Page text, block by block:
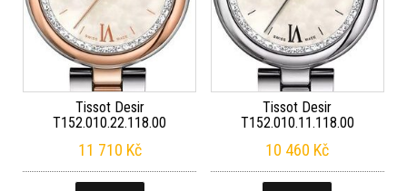
Tissot Desir
T152.010.22.118.00
11 710 Kč
Tissot Desir
T152.010.11.118.00
10 460 Kč